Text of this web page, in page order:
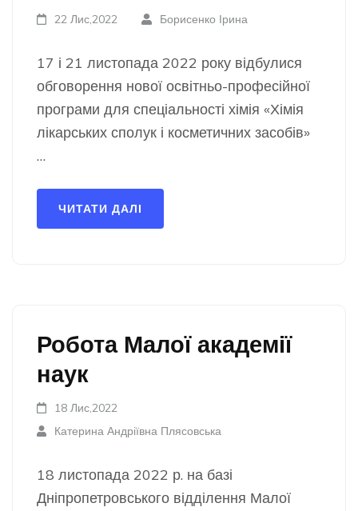
22 Лис,2022 Борисенко Ірина
17 і 21 листопада 2022 року відбулися
обговорення нової освітньо-професійної
програми для спеціальності хімія «Хімія
лікарських сполук і косметичних засобів»
…
ЧИТАТИ ДАЛІ
Робота Малої академії
наук
18 Лис,2022
Катерина Андріївна Плясовська
18 листопада 2022 р. на базі
Дніпропетровського відділення Малої